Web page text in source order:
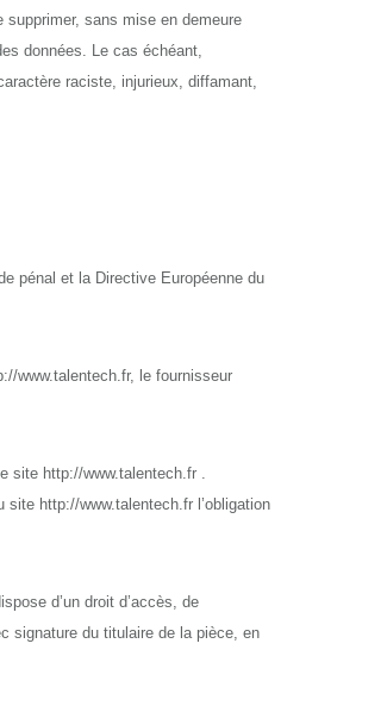
sans mise en demeure
données. Le cas échéant,
raciste, injurieux, diffamant,
pénal et la Directive Européenne du
www.talentech.fr, le fournisseur
site http://www.talentech.fr .
http://www.talentech.fr l’obligation
d’un droit d’accès, de
signature du titulaire de la pièce, en